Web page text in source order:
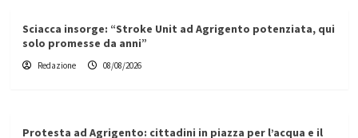
Sciacca insorge: “Stroke Unit ad Agrigento potenziata, qui
solo promesse da anni”
Redazione 08/08/2026
Protesta ad Agrigento: cittadini in piazza per l’acqua e il